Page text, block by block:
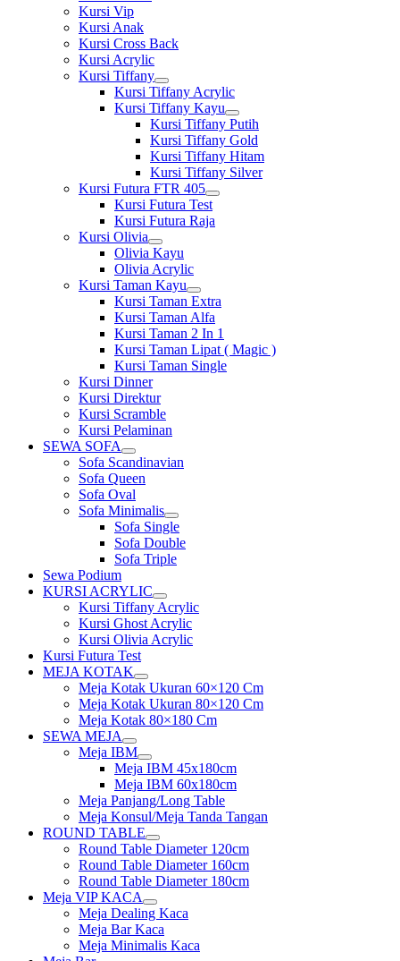
sub
Kursi Vip
Kursi Anak
Kursi Cross Back
Kursi Acrylic
Kursi Tiffany
Show
sub
menu
Kursi Tiffany Acrylic
Kursi Tiffany Kayu
Show
sub
menu
Kursi Tiffany Putih
Kursi Tiffany Gold
Kursi Tiffany Hitam
Kursi Tiffany Silver
Kursi Futura FTR 405
Show
sub
menu
Kursi Futura Test
Kursi Futura Raja
Kursi Olivia
Show
sub
menu
Olivia Kayu
Olivia Acrylic
Kursi Taman Kayu
Show
sub
menu
Kursi Taman Extra
Kursi Taman Alfa
Kursi Taman 2 In 1
Kursi Taman Lipat ( Magic )
Kursi Taman Single
Kursi Dinner
Kursi Direktur
Kursi Scramble
Kursi Pelaminan
SEWA SOFA
Show
sub
menu
Sofa Scandinavian
Sofa Queen
Sofa Oval
Sofa Minimalis
Show
sub
menu
Sofa Single
Sofa Double
Sofa Triple
Sewa Podium
KURSI ACRYLIC
Show
sub
menu
Kursi Tiffany Acrylic
Kursi Ghost Acrylic
Kursi Olivia Acrylic
Kursi Futura Test
MEJA KOTAK
Show
sub
menu
Meja Kotak Ukuran 60×120 Cm
Meja Kotak Ukuran 80×120 Cm
Meja Kotak 80×180 Cm
SEWA MEJA
Show
sub
menu
Meja IBM
Show
sub
menu
Meja IBM 45x180cm
Meja IBM 60x180cm
Meja Panjang/Long Table
Meja Konsul/Meja Tanda Tangan
ROUND TABLE
Show
sub
menu
Round Table Diameter 120cm
Round Table Diameter 160cm
Round Table Diameter 180cm
Meja VIP KACA
Show
sub
menu
Meja Dealing Kaca
Meja Bar Kaca
Meja Minimalis Kaca